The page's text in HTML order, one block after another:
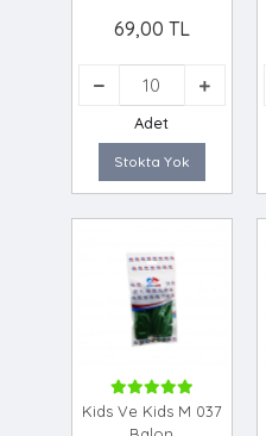
69,00 TL
Adet
Stokta Yok
Kids Ve Kids M 037